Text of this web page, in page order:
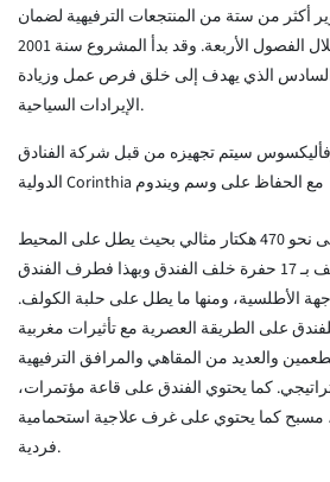
أكثر من ستة من المنتجعات الترفيهية لضمان
تواصل النشاط السياحي خلال الفصول الأربعة. وقد بدأ المشروع سنة 2001
الذي يهدف إلى خلق فرص عمل وزيادة
الإيرادات السياحية.
سيتم تجهيزه من قبل شركة الفنادق
الدولية Corinthia مع الحفاظ على وسم ويندوم
فموقع المنتجع الذي يمتد على نحو 470 هكتار مثالي بحيث يطل على المحيط
الأطلسي، كما يوجد للكولف بـ 17 حفرة خلف الفندق وبهذا فطرف الفندق
الأطلسية، ومنها ما يطل على حلبة الكولف.
على الطريقة العصرية مع تأثيرات مغربية
والعديد من المقاهي والمرافق الترفيهية
كما يحتوي الفندق على قاعة مؤتمرات،
مسبح كما يحتوي على غرف علاجية استحمامية
فردية.